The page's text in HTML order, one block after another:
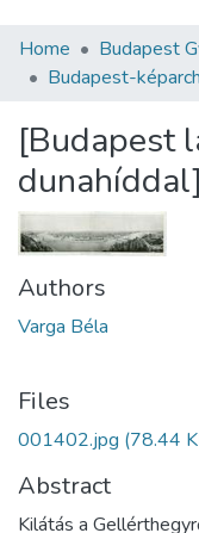
Communities &
Statistics
About us
Home Budapest
Budapest-
[Budapest
dunahíddal]
Authors
Varga Béla
Files
001402.jpg (78.44
Abstract
Kilátás a